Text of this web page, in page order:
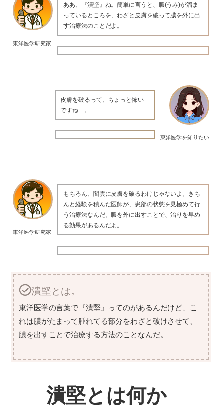
東洋医学研究家
ああ、『潰堅』ね。簡単に言うと、膿(うみ)が溜ま
っているところを、わざと皮膚を破って膿を外に出
す治療法のことだよ。
東洋医学を知りたい
皮膚を破るって、ちょっと怖い
ですね…。
東洋医学研究家
もちろん、闇雲に皮膚を破るわけじゃないよ。きち
んと経験を積んだ医師が、患部の状態を見極めて行
う治療法なんだ。膿を外に出すことで、治りを早め
る効果があるんだよ。
潰堅とは。
東洋医学の言葉で『潰堅』ってのがあるんだけど、こ
れは膿がたまって腫れてる部分をわざと破けさせて、
膿を出すことで治療する方法のことなんだ。
潰堅とは何か